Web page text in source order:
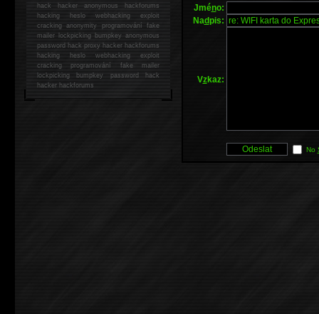
Jméno:
Nadpis:
Vzkaz:
No
hackhacker anonymous hackforums
hackingheslo webhacking exploit
cracking anonymity programování fake
mailer lockpicking bumpkey anonymous
password hack proxy hacker hackforums
hacking heslo webhacking exploit
cracking programování fake mailer
lockpicking bumpkey password hack
hackerhackforums